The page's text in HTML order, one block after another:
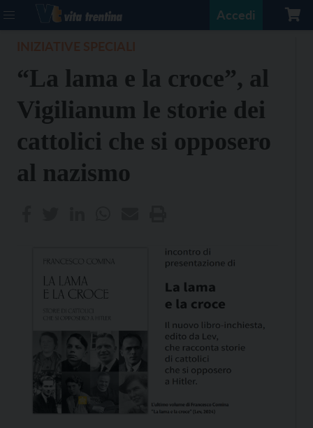
Accedi
“La lama e la croce”, al
Vigilianum le storie dei
cattolici che si opposero
al nazismo